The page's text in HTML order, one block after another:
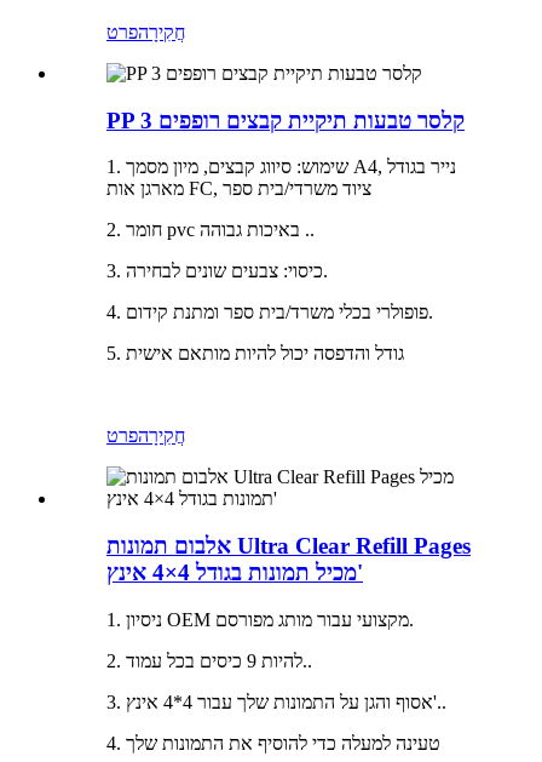
חֲקִירָהפרט
PP 3 קלסר טבעות תיקיית קבצים רופפים
1. שימוש: סיווג קבצים, מיון מסמך A4, נייר בגודל
מארגן אות FC, ציוד משרדי/בית ספר
2. חומר pvc באיכות גבוהה ..
3. כיסוי: צבעים שונים לבחירה.
4. פופולרי בכלי משרד/בית ספר ומתנת קידום.
5. גודל והדפסה יכול להיות מותאם אישית
חֲקִירָהפרט
אלבום תמונות Ultra Clear Refill Pages
מכיל תמונות בגודל 4×4 אינץ'
1. ניסיון OEM מקצועי עבור מותג מפורסם.
2. להיות 9 כיסים בכל עמוד..
3. אסוף והגן על התמונות שלך עבור 4*4 אינץ'..
4. טעינה למעלה כדי להוסיף את התמונות שלך